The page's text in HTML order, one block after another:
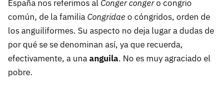
España nos referimos al Conger congero congrio
común, de la familia Congridaeo cóngridos, orden de
los anguiliformes. Su aspecto no deja lugar a dudas de
por qué se se denominan así, ya que recuerda,
efectivamente, a unaanguila. No es muy agraciado el
pobre.